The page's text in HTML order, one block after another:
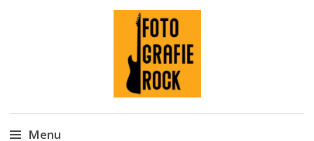
Fotografie ROCK
Menu